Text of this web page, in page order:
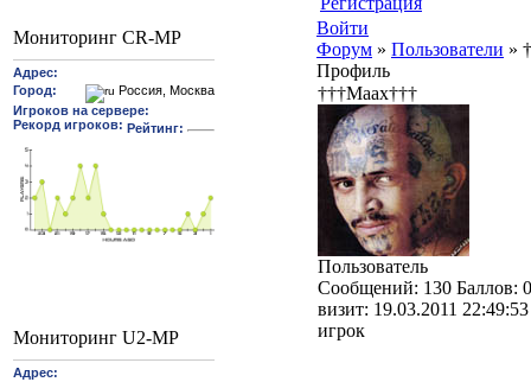
Мониторинг CR-MP
Мониторинг U2-MP
Войти
Форум » Пользователи »
Профиль
†††Maax†††
Пользователь
Cообщений: 130 Баллов: 0
визит: 19.03.2011 22:49:53
игрок